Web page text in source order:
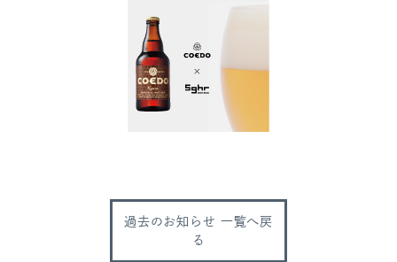
過去のお知らせ 一覧へ戻
る